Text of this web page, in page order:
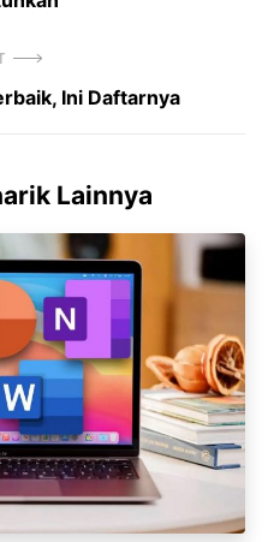
Ini Daftarnya
Lainnya